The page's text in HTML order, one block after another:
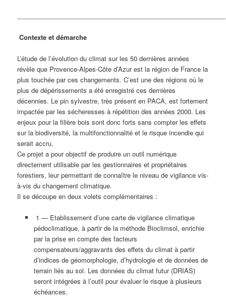
Contexte et démarche
L’étude de l’évolution du climat sur les 50 dernières années
révèle que Provence-Alpes-Côte d’Azur est la région de France la
plus touchée par ces changements. C’est une des régions où le
plus de dépérissements a été enregistré ces dernières
décennies. Le pin sylvestre, très présent en PACA, est fortement
impactée par les sécheresses à répétition des années 2000. Les
enjeux pour la filière bois sont donc forts sans compter les effets
sur la biodiversité, la multifonctionnalité et le risque incendie qui
serait accru.
Ce projet a pour objectif de produire un outil numérique
directement utilisable par les gestionnaires et propriétaires
forestiers, leur permettant de connaître le niveau de vigilance vis-
à-vis du changement climatique.
Il se découpe en deux volets complémentaires :
1 — Etablissement d’une carte de vigilance climatique
pédoclimatique, à partir de la méthode Bioclimsol, enrichie
par la prise en compte des facteurs
compensateurs/aggravants des effets du climat à partir
d’indices de géomorphologie, d’hydrologie et de données de
terrain liés au sol. Les données du climat futur (DRIAS)
seront intégrées à l’outil pour évaluer le risque à plusieurs
échéances.